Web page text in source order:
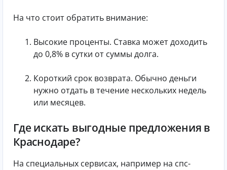
На что стоит обратить внимание:
Высокие проценты. Ставка может доходить
до 0,8% в сутки от суммы долга.
Короткий срок возврата. Обычно деньги
нужно отдать в течение нескольких недель
или месяцев.
Где искать выгодные предложения в
Краснодаре?
На специальных сервисах, например на спс-